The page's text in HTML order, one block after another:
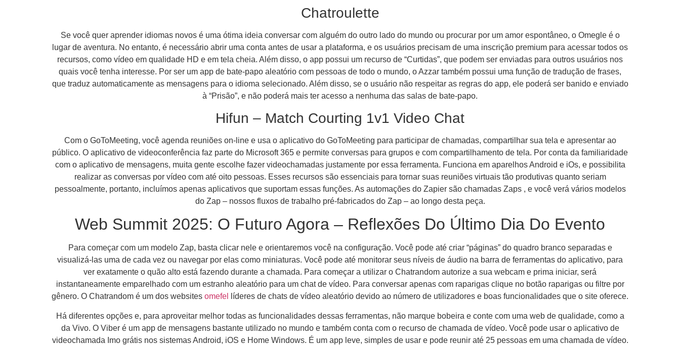
Chatroulette
Se você quer aprender idiomas novos é uma ótima ideia conversar com alguém do outro lado do mundo ou procurar por um amor espontâneo, o Omegle é o
lugar de aventura. No entanto, é necessário abrir uma conta antes de usar a plataforma, e os usuários precisam de uma inscrição premium para acessar todos os
recursos, como vídeo em qualidade HD e em tela cheia. Além disso, o app possui um recurso de “Curtidas”, que podem ser enviadas para outros usuários nos
quais você tenha interesse. Por ser um app de bate-papo aleatório com pessoas de todo o mundo, o Azzar também possui uma função de tradução de frases,
que traduz automaticamente as mensagens para o idioma selecionado. Além disso, se o usuário não respeitar as regras do app, ele poderá ser banido e enviado
à “Prisão”, e não poderá mais ter acesso a nenhuma das salas de bate-papo.
Hifun – Match Courting 1v1 Video Chat
Com o GoToMeeting, você agenda reuniões on-line e usa o aplicativo do GoToMeeting para participar de chamadas, compartilhar sua tela e apresentar ao
público. O aplicativo de videoconferência faz parte do Microsoft 365 e permite conversas para grupos e com compartilhamento de tela. Por conta da familiaridade
com o aplicativo de mensagens, muita gente escolhe fazer videochamadas justamente por essa ferramenta. Funciona em aparelhos Android e iOs, e possibilita
realizar as conversas por vídeo com até oito pessoas. Esses recursos são essenciais para tornar suas reuniões virtuais tão produtivas quanto seriam
pessoalmente, portanto, incluímos apenas aplicativos que suportam essas funções. As automações do Zapier são chamadas Zaps , e você verá vários modelos
do Zap – nossos fluxos de trabalho pré-fabricados do Zap – ao longo desta peça.
Web Summit 2025: O Futuro Agora – Reflexões Do Último Dia Do Evento
Para começar com um modelo Zap, basta clicar nele e orientaremos você na configuração. Você pode até criar “páginas” do quadro branco separadas e
visualizá-las uma de cada vez ou navegar por elas como miniaturas. Você pode até monitorar seus níveis de áudio na barra de ferramentas do aplicativo, para
ver exatamente o quão alto está fazendo durante a chamada. Para começar a utilizar o Chatrandom autorize a sua webcam e prima iniciar, será
instantaneamente emparelhado com um estranho aleatório para um chat de vídeo. Para conversar apenas com raparigas clique no botão raparigas ou filtre por
gênero. O Chatrandom é um dos websites omefel líderes de chats de vídeo aleatório devido ao número de utilizadores e boas funcionalidades que o site oferece.
Há diferentes opções e, para aproveitar melhor todas as funcionalidades dessas ferramentas, não marque bobeira e conte com uma web de qualidade, como a
da Vivo. O Viber é um app de mensagens bastante utilizado no mundo e também conta com o recurso de chamada de vídeo. Você pode usar o aplicativo de
videochamada Imo grátis nos sistemas Android, iOS e Home Windows. É um app leve, simples de usar e pode reunir até 25 pessoas em uma chamada de vídeo.